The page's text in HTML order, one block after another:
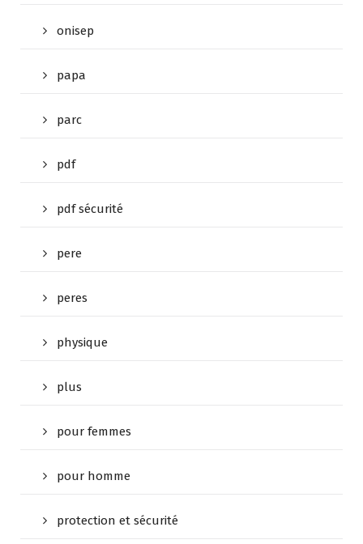
onisep
papa
parc
pdf
pdf sécurité
pere
peres
physique
plus
pour femmes
pour homme
protection et sécurité